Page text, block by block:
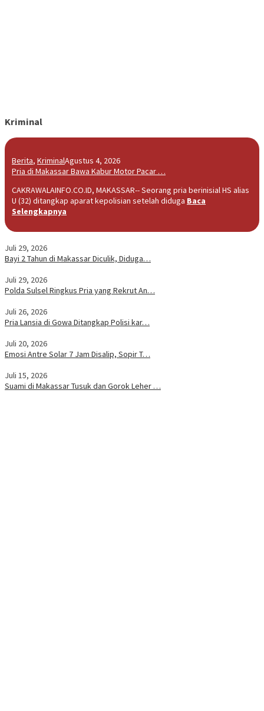
Kriminal
Berita, KriminalAgustus 4, 2026
Pria di Makassar Bawa Kabur Motor Pacar …
CAKRAWALAINFO.CO.ID, MAKASSAR-- Seorang pria berinisial HS alias
U (32) ditangkap aparat kepolisian setelah diduga Baca
Selengkapnya
Juli 29, 2026
Bayi 2 Tahun di Makassar Diculik, Diduga…
Juli 29, 2026
Polda Sulsel Ringkus Pria yang Rekrut An…
Juli 26, 2026
Pria Lansia di Gowa Ditangkap Polisi kar…
Juli 20, 2026
Emosi Antre Solar 7 Jam Disalip, Sopir T…
Juli 15, 2026
Suami di Makassar Tusuk dan Gorok Leher …